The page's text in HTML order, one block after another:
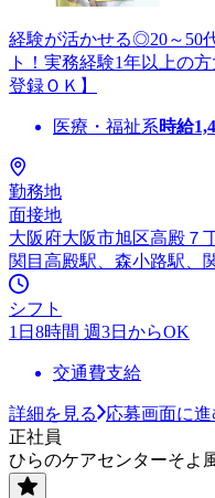
経験が活かせる◎20～50
ト！実務経験1年以上の
登録ＯＫ】
医療・福祉系時給
勤務地
面接地
大阪府大阪市旭区高殿７
関目高殿駅、森小路駅、
シフト
1日8時間 週3日からOK
交通費支給
詳細を見る
応募画面に進
正社員
ひらのケアセンターそよ